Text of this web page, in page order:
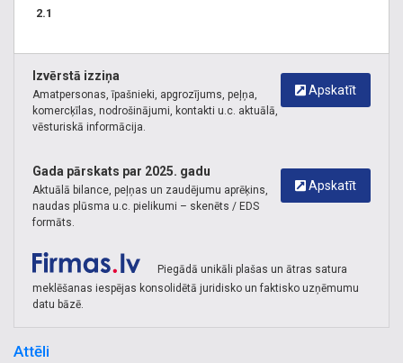
Gulbene, Jelgava, Jēkabpils, Kuldīga, Krāslava, Liepāja,
Madona, Ogre, Preiļi, Rēzekne, Saldus, Smiltene, Talsi,
Tukums, Valka,
Valmiera, Ventspils, Līvāni.
2.1
Apskatīt
Izvērstā izziņa
Amatpersonas, īpašnieki, apgrozījums, peļņa,
komercķīlas, nodrošinājumi, kontakti u.c. aktuālā,
vēsturiskā informācija.
Apskatīt
Gada pārskats par 2025. gadu
Aktuālā bilance, peļņas un zaudējumu aprēķins,
naudas plūsma u.c. pielikumi – skenēts / EDS
formāts.
Piegādā unikāli plašas un ātras satura
meklēšanas iespējas konsolidētā juridisko un faktisko uzņēmumu
datu bāzē.
Attēli